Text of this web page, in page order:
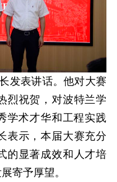
发表讲话。他对大赛
烈祝贺，对波特兰学
学术才华和工程实践
表示，本届大赛充分
的显著成效和人才培
寄予厚望。